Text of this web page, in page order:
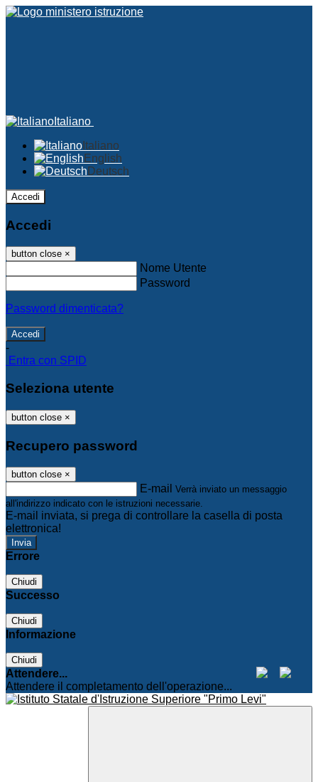
Italiano
Italiano
English
Deutsch
Accedi
Accedi
button close ×
Nome Utente
Password
Password dimenticata?
-
Entra con SPID
Seleziona utente
button close ×
Recupero password
button close ×
E-mail Verrà inviato un messaggio
all'indirizzo indicato con le istruzioni necessarie.
E-mail inviata, si prega di controllare la casella di posta
elettronica!
Errore
Chiudi
Successo
Chiudi
Informazione
Chiudi
Attendere...
Attendere il completamento dell'operazione...